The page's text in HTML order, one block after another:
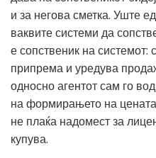
и за негова сметка. Уште
ваквите системи да
е сопственик на системот:
припрема и уредува
односно агентот сам го
на формирањето на
не плаќа надомест за
купува.